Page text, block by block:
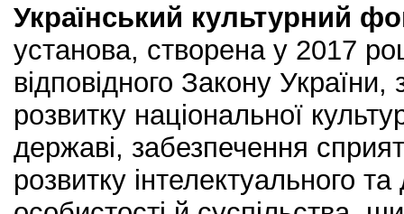
Український культурний
установа, створена у 2017
відповідного Закону
розвитку національної
державі, забезпечення
розвитку інтелектуального